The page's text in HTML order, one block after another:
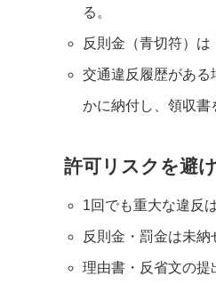
る。
反則金（青切符）は
交通違反履歴がある
かに納付し、領収書
許可リスクを避
1回でも重大な違反
反則金・罰金は未
理由書・反省文の提